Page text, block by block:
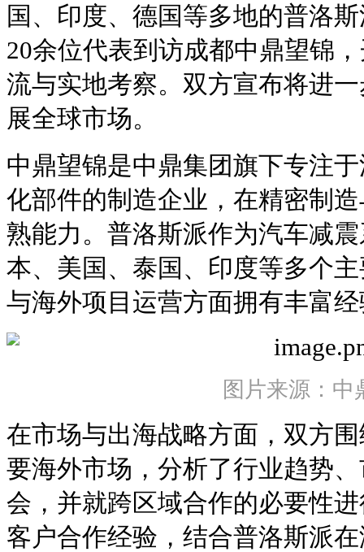
国、印度、德国等多地的普洛
20余位代表到访成都中鼎望锦
流与实地考察。双方宣布将进
展全球市场。
中鼎望锦是中鼎集团旗下专注
化部件的制造企业，在精密制
熟能力。普洛斯派作为汽车减
本、美国、泰国、印度等多个
与海外项目运营方面拥有丰富
图片来源：中
在市场与出海战略方面，双方
要海外市场，分析了行业趋势
会，并就跨区域合作的必要性
客户合作经验，结合普洛斯派